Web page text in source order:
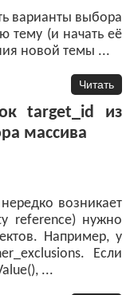
варианты выбора
тему (и начать её
новой темы ...
Читать
target_id из
массива
возникает
reference) нужно
Например, у
Если
...